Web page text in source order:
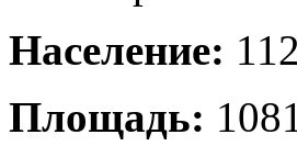
Население:
Площадь: